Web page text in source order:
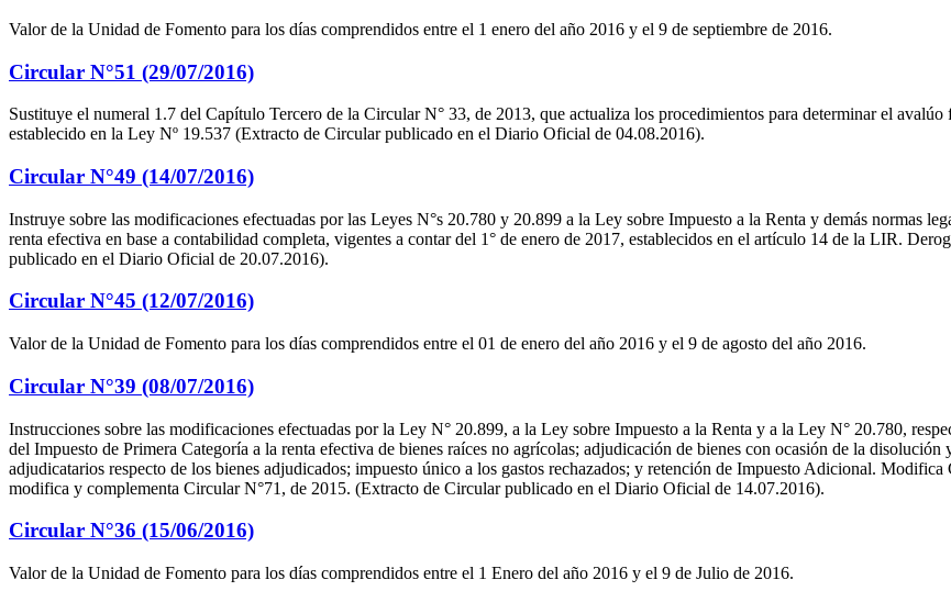
Valor de la Unidad de Fomento para los días comprendidos entre el 1 enero del año 2016 y el 9 de septiembre de 2016.
Circular N°51 (29/07/2016)
Sustituye el numeral 1.7 del Capítulo Tercero de la Circular N° 33, de 2013, que actualiza los procedimientos para determinar el
establecido en la Ley Nº 19.537 (Extracto de Circular publicado en el Diario Oficial de 04.08.2016).
Circular N°49 (14/07/2016)
Instruye sobre las modificaciones efectuadas por las Leyes N°s 20.780 y 20.899 a la Ley sobre Impuesto a la Renta y demás normas
renta efectiva en base a contabilidad completa, vigentes a contar del 1° de enero de 2017, establecidos en el artículo 14 de la LIR.
publicado en el Diario Oficial de 20.07.2016).
Circular N°45 (12/07/2016)
Valor de la Unidad de Fomento para los días comprendidos entre el 01 de enero del año 2016 y el 9 de agosto del año 2016.
Circular N°39 (08/07/2016)
Instrucciones sobre las modificaciones efectuadas por la Ley N° 20.899, a la Ley sobre Impuesto a la Renta y a la Ley N° 20.780,
del Impuesto de Primera Categoría a la renta efectiva de bienes raíces no agrícolas; adjudicación de bienes con ocasión de la
adjudicatarios respecto de los bienes adjudicados; impuesto único a los gastos rechazados; y retención de Impuesto Adicional.
modifica y complementa Circular N°71, de 2015. (Extracto de Circular publicado en el Diario Oficial de 14.07.2016).
Circular N°36 (15/06/2016)
Valor de la Unidad de Fomento para los días comprendidos entre el 1 Enero del año 2016 y el 9 de Julio de 2016.